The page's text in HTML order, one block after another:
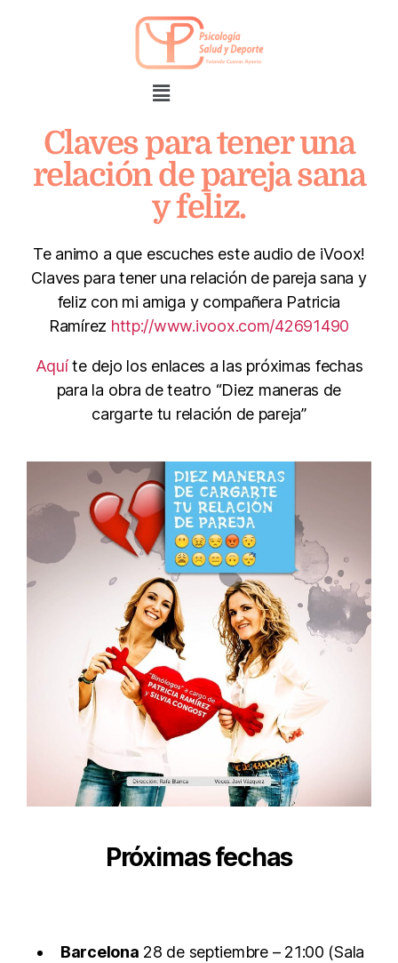
Claves para tener una
relación de pareja sana
y feliz.
Te animo a que escuches este audio de iVoox!
Claves para tener una relación de pareja sana y
feliz con mi amiga y compañera Patricia
Ramírez http://www.ivoox.com/42691490
Aquíte dejo los enlaces a las próximas fechas
para la obra de teatro “Diez maneras de
cargarte tu relación de pareja”
Próximas fechas
Barcelona 28 de septiembre – 21:00 (Sala